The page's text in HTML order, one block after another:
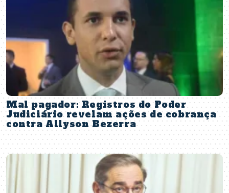
Mal pagador: Registros do Poder
Judiciário revelam ações de cobrança
contra Allyson Bezerra